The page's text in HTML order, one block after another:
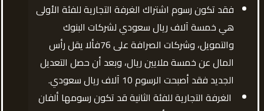
فقد تكون رسوم اشتراك الغرفة التجارية للفئة الأولى
هي خمسة آلاف ريال سعودي لشركات البنوك
والتمويل، وشركات الصرافة على 76فألا يقل رأس
المال عن خمسة ملايين ريال، وبعد أن حصل التعديل
الجديد فقد أصبحت الرسوم 10 آلاف ريال سعودي.
الغرفة التجارية للفئة الثانية قد تكون رسومها ألفان